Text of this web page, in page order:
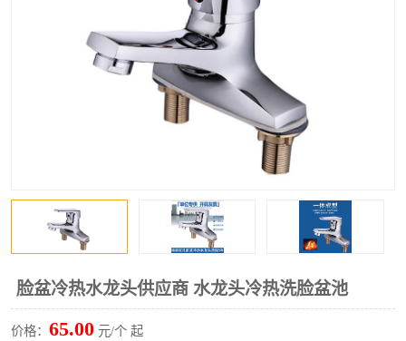
脸盆冷热水龙头供应商 水龙头冷热洗脸盆池
价格： 65.00 元/个 起